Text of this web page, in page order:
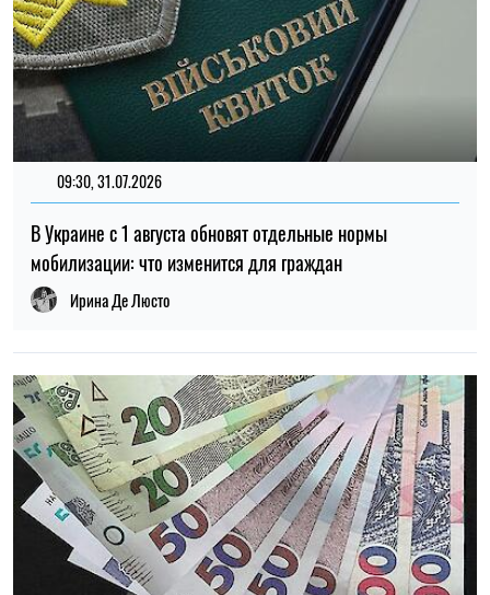
09:30, 31.07.2026
В Украине с 1 августа обновят отдельные нормы
мобилизации: что изменится для граждан
Ирина Де Люсто